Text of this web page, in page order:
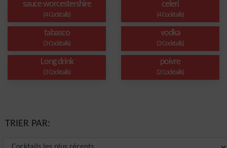
sauce worcestershire
(4 Cocktails)
celeri
(4 Cocktails)
tabasco
(3 Cocktails)
vodka
(3 Cocktails)
Long drink
(3 Cocktails)
poivre
(2 Cocktails)
TRIER PAR: